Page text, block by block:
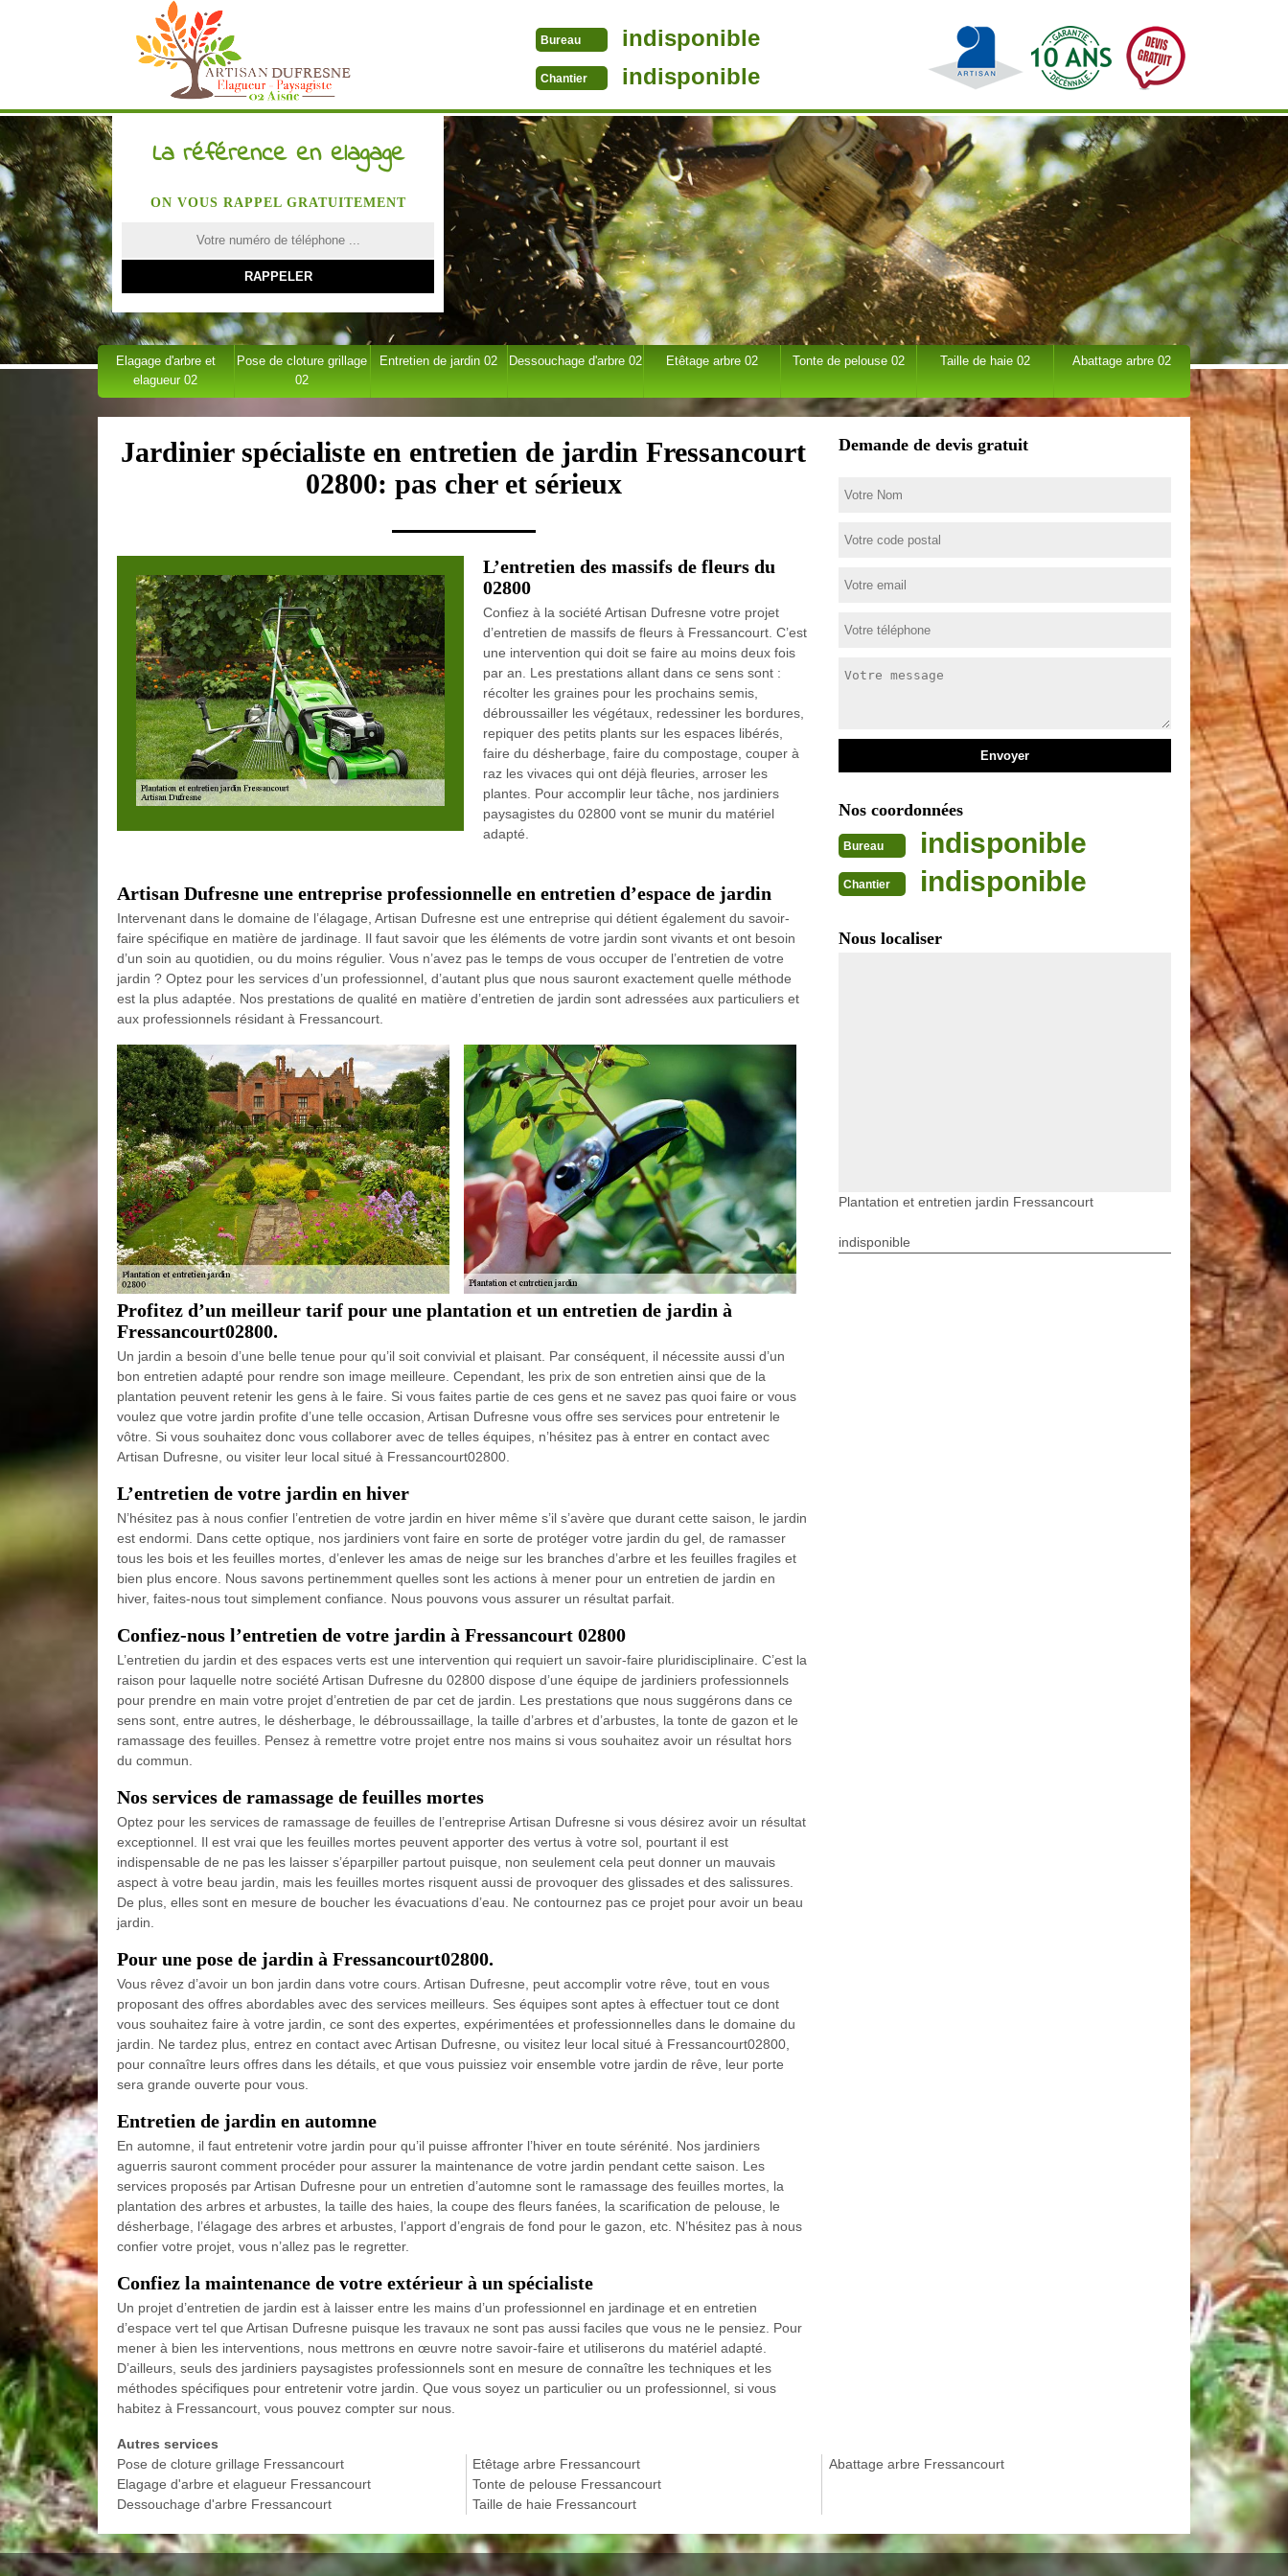
Bureau indisponible
Chantier indisponible
La référence en elagage
ON VOUS RAPPEL GRATUITEMENT
Elagage d'arbre et
elagueur 02
Pose de cloture grillage
02
Entretien de jardin 02 Dessouchage d'arbre 02 Etêtage arbre 02 Tonte de pelouse 02 Taille de haie 02 Abattage arbre 02
Jardinier spécialiste en entretien de jardin Fressancourt
02800: pas cher et sérieux
L’entretien des massifs de fleurs du
02800
Confiez à la société Artisan Dufresne votre projet
d’entretien de massifs de fleurs à Fressancourt. C’est
une intervention qui doit se faire au moins deux fois
par an. Les prestations allant dans ce sens sont :
récolter les graines pour les prochains semis,
débroussailler les végétaux, redessiner les bordures,
repiquer des petits plants sur les espaces libérés,
faire du désherbage, faire du compostage, couper à
raz les vivaces qui ont déjà fleuries, arroser les
plantes. Pour accomplir leur tâche, nos jardiniers
paysagistes du 02800 vont se munir du matériel
adapté.
Artisan Dufresne une entreprise professionnelle en entretien d’espace de jardin
Intervenant dans le domaine de l’élagage, Artisan Dufresne est une entreprise qui détient également du savoir-
faire spécifique en matière de jardinage. Il faut savoir que les éléments de votre jardin sont vivants et ont besoin
d’un soin au quotidien, ou du moins régulier. Vous n’avez pas le temps de vous occuper de l’entretien de votre
jardin ? Optez pour les services d’un professionnel, d’autant plus que nous sauront exactement quelle méthode
est la plus adaptée. Nos prestations de qualité en matière d’entretien de jardin sont adressées aux particuliers et
aux professionnels résidant à Fressancourt.
Profitez d’un meilleur tarif pour une plantation et un entretien de jardin à
Fressancourt02800.
Un jardin a besoin d’une belle tenue pour qu’il soit convivial et plaisant. Par conséquent, il nécessite aussi d’un
bon entretien adapté pour rendre son image meilleure. Cependant, les prix de son entretien ainsi que de la
plantation peuvent retenir les gens à le faire. Si vous faites partie de ces gens et ne savez pas quoi faire or vous
voulez que votre jardin profite d’une telle occasion, Artisan Dufresne vous offre ses services pour entretenir le
vôtre. Si vous souhaitez donc vous collaborer avec de telles équipes, n’hésitez pas à entrer en contact avec
Artisan Dufresne, ou visiter leur local situé à Fressancourt02800.
L’entretien de votre jardin en hiver
N’hésitez pas à nous confier l’entretien de votre jardin en hiver même s’il s’avère que durant cette saison, le jardin
est endormi. Dans cette optique, nos jardiniers vont faire en sorte de protéger votre jardin du gel, de ramasser
tous les bois et les feuilles mortes, d’enlever les amas de neige sur les branches d’arbre et les feuilles fragiles et
bien plus encore. Nous savons pertinemment quelles sont les actions à mener pour un entretien de jardin en
hiver, faites-nous tout simplement confiance. Nous pouvons vous assurer un résultat parfait.
Confiez-nous l’entretien de votre jardin à Fressancourt 02800
L’entretien du jardin et des espaces verts est une intervention qui requiert un savoir-faire pluridisciplinaire. C’est la
raison pour laquelle notre société Artisan Dufresne du 02800 dispose d’une équipe de jardiniers professionnels
pour prendre en main votre projet d’entretien de par cet de jardin. Les prestations que nous suggérons dans ce
sens sont, entre autres, le désherbage, le débroussaillage, la taille d’arbres et d’arbustes, la tonte de gazon et le
ramassage des feuilles. Pensez à remettre votre projet entre nos mains si vous souhaitez avoir un résultat hors
du commun.
Nos services de ramassage de feuilles mortes
Optez pour les services de ramassage de feuilles de l’entreprise Artisan Dufresne si vous désirez avoir un résultat
exceptionnel. Il est vrai que les feuilles mortes peuvent apporter des vertus à votre sol, pourtant il est
indispensable de ne pas les laisser s’éparpiller partout puisque, non seulement cela peut donner un mauvais
aspect à votre beau jardin, mais les feuilles mortes risquent aussi de provoquer des glissades et des salissures.
De plus, elles sont en mesure de boucher les évacuations d’eau. Ne contournez pas ce projet pour avoir un beau
jardin.
Pour une pose de jardin à Fressancourt02800.
Vous rêvez d’avoir un bon jardin dans votre cours. Artisan Dufresne, peut accomplir votre rêve, tout en vous
proposant des offres abordables avec des services meilleurs. Ses équipes sont aptes à effectuer tout ce dont
vous souhaitez faire à votre jardin, ce sont des expertes, expérimentées et professionnelles dans le domaine du
jardin. Ne tardez plus, entrez en contact avec Artisan Dufresne, ou visitez leur local situé à Fressancourt02800,
pour connaître leurs offres dans les détails, et que vous puissiez voir ensemble votre jardin de rêve, leur porte
sera grande ouverte pour vous.
Entretien de jardin en automne
En automne, il faut entretenir votre jardin pour qu’il puisse affronter l’hiver en toute sérénité. Nos jardiniers
aguerris sauront comment procéder pour assurer la maintenance de votre jardin pendant cette saison. Les
services proposés par Artisan Dufresne pour un entretien d’automne sont le ramassage des feuilles mortes, la
plantation des arbres et arbustes, la taille des haies, la coupe des fleurs fanées, la scarification de pelouse, le
désherbage, l’élagage des arbres et arbustes, l’apport d’engrais de fond pour le gazon, etc. N’hésitez pas à nous
confier votre projet, vous n’allez pas le regretter.
Confiez la maintenance de votre extérieur à un spécialiste
Un projet d’entretien de jardin est à laisser entre les mains d’un professionnel en jardinage et en entretien
d’espace vert tel que Artisan Dufresne puisque les travaux ne sont pas aussi faciles que vous ne le pensiez. Pour
mener à bien les interventions, nous mettrons en œuvre notre savoir-faire et utiliserons du matériel adapté.
D’ailleurs, seuls des jardiniers paysagistes professionnels sont en mesure de connaître les techniques et les
méthodes spécifiques pour entretenir votre jardin. Que vous soyez un particulier ou un professionnel, si vous
habitez à Fressancourt, vous pouvez compter sur nous.
Demande de devis gratuit
Nos coordonnées
Bureau indisponible
Chantier indisponible
Nous localiser
Plantation et entretien jardin Fressancourt
indisponible
Autres services
Pose de cloture grillage Fressancourt
Elagage d'arbre et elagueur Fressancourt
Dessouchage d'arbre Fressancourt
Etêtage arbre Fressancourt
Tonte de pelouse Fressancourt
Taille de haie Fressancourt
Abattage arbre Fressancourt